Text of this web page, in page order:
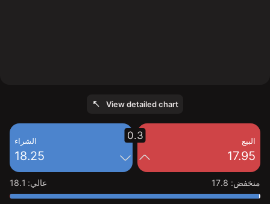
View detailed chart
البيع
17.95
الشراء
18.25
0.3
منخفض:
17.8 عالي:
18.1